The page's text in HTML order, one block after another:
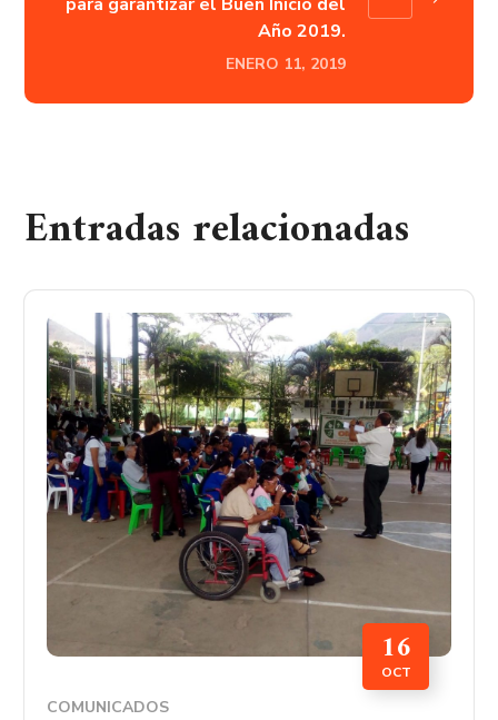
Año 2019.
ENERO 11, 2019
Entradas relacionadas
16
OCT
COMUNICADOS